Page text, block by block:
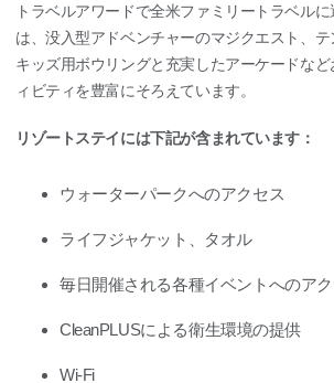
トラベルアワードで全米ファミリートラベル
は、没入型アドベンチャーのマジクエスト、
キッズ用ボウリングと充実したアーケードな
ィビティを豊富にそろえています。
リゾートステイには下記が含まれています：
ウォーターパークへのアクセス
ライフジャケット、タオル
毎日開催される各種イベントへのア
CleanPLUSによる衛生環境の提供
Wi-Fi